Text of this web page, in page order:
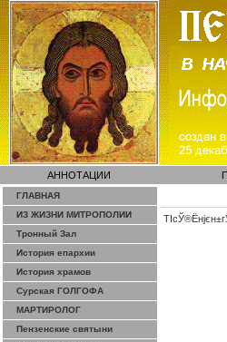
АННОТАЦИИ
ГЛАВНАЯ
ИЗ ЖИЗНИ МИТРОПОЛИИ
Тронный Зал
История епархии
История храмов
Сурская ГОЛГОФА
МАРТИРОЛОГ
Пензенские святыни